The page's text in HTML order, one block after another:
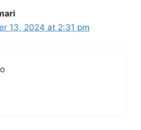
13, 2024 at 2:31 pm